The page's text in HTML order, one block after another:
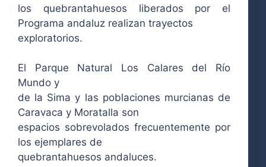
los quebrantahuesos liberados por el
Programa andaluz realizan trayectos
exploratorios.
El Parque Natural Los Calares del Río
Mundo y
de la Sima y las poblaciones murcianas de
Caravaca y Moratalla son
espacios sobrevolados frecuentemente por
los ejemplares de
quebrantahuesos andaluces.